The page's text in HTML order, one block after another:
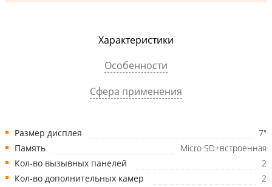
Характеристики
Особенности
Сфера применения
Размер дисплея
7"
Память
Micro SD+встроенная
Кол-во вызывных панелей
2
Кол-во дополнительных камер
2